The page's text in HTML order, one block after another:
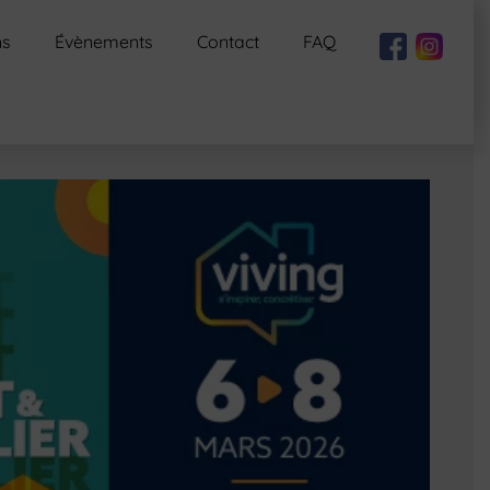
Évènements Contact FAQ